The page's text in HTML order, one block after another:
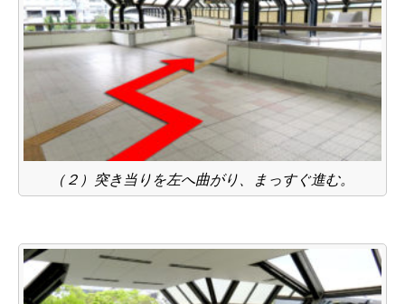
（２）突き当りを左へ曲がり、まっすぐ進む。